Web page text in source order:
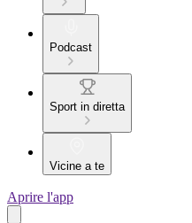
Podcast
Sport in diretta
Vicine a te
Aprire l'app